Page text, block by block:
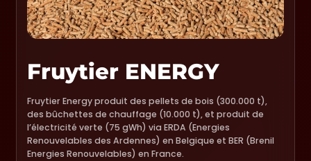
Fruytier ENERGY
Fruytier Energy produit des pellets de bois (300.000 t),
des bûchettes de chauffage (10.000 t), et produit de
l’électricité verte (75 gWh) via ERDA (Energies
Renouvelables des Ardennes) en Belgique et BER (Brenil
Energies Renouvelables) en France.